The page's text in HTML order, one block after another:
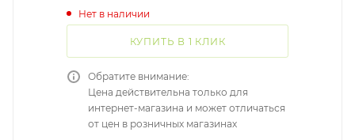
Нет в наличии
КУПИТЬ В 1 КЛИК
Обратите внимание:
Цена действительна только для
интернет-магазина и может отличаться
от цен в розничных магазинах